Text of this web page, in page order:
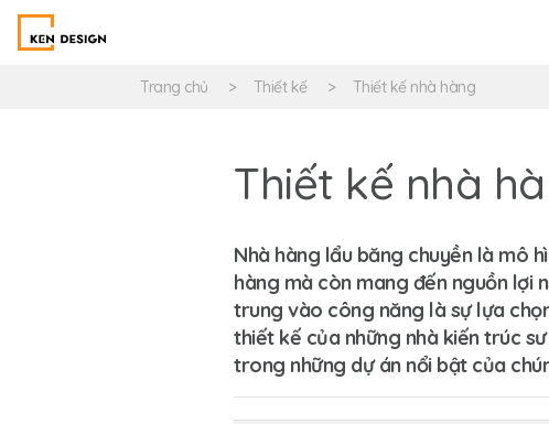
Trang chủ Thiết kế Thiết kế nhà hàng
Thiết kế nhà
Nhà hàng lẩu băng chuyền là mô
hàng mà còn mang đến nguồn lợi
trung vào công năng là sự lựa
thiết kế của những nhà kiến trúc
trong những dự án nổi bật của